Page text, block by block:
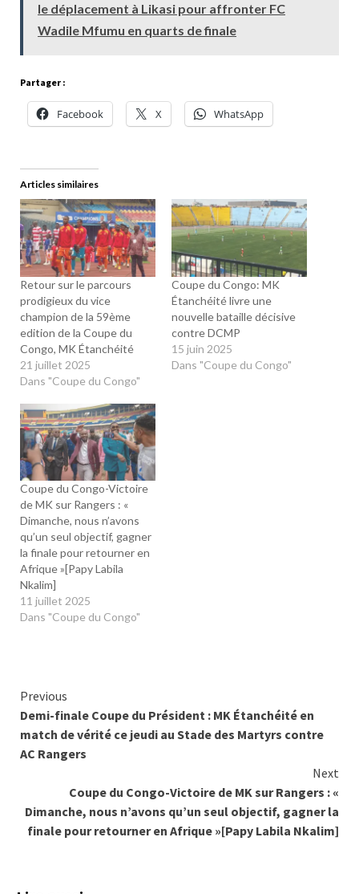
le déplacement à Likasi pour affronter FC
Wadile Mfumu en quarts de finale
Partager :
Facebook X WhatsApp
Articles similaires
Retour sur le parcours
prodigieux du vice
champion de la 59ème
edition de la Coupe du
Congo, MK Étanchéité
21 juillet 2025
Dans "Coupe du Congo"
Coupe du Congo: MK
Étanchéité livre une
nouvelle bataille décisive
contre DCMP
15 juin 2025
Dans "Coupe du Congo"
Coupe du Congo-Victoire
de MK sur Rangers : «
Dimanche, nous n’avons
qu’un seul objectif, gagner
la finale pour retourner en
Afrique »[Papy Labila
Nkalim]
11 juillet 2025
Dans "Coupe du Congo"
Continue
Reading
Previous
Demi-finale Coupe du Président : MK Étanchéité en
match de vérité ce jeudi au Stade des Martyrs contre
AC Rangers
Next
Coupe du Congo-Victoire de MK sur Rangers : «
Dimanche, nous n’avons qu’un seul objectif, gagner la
finale pour retourner en Afrique »[Papy Labila Nkalim]